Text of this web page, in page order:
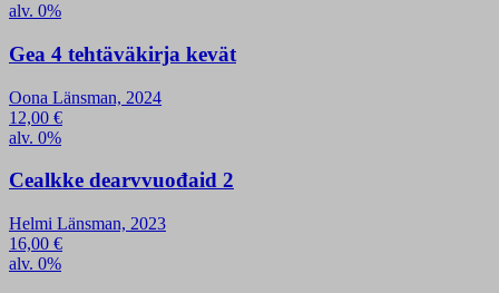
alv. 0%
Gea 4 tehtäväkirja kevät
Oona Länsman, 2024
12,00 €
alv. 0%
Cealkke dearvvuođaid 2
Helmi Länsman, 2023
16,00 €
alv. 0%